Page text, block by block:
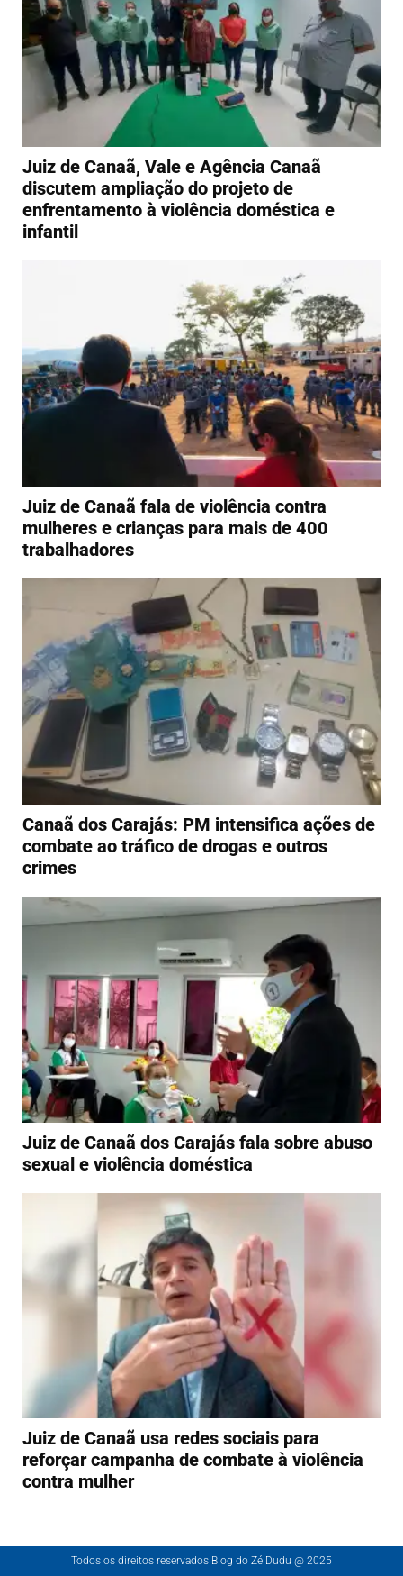
Juiz de Canaã, Vale e Agência Canaã
discutem ampliação do projeto de
enfrentamento à violência doméstica e
infantil
Juiz de Canaã fala de violência contra
mulheres e crianças para mais de 400
trabalhadores
Canaã dos Carajás: PM intensifica ações de
combate ao tráfico de drogas e outros
crimes
Juiz de Canaã dos Carajás fala sobre abuso
sexual e violência doméstica
Juiz de Canaã usa redes sociais para
reforçar campanha de combate à violência
contra mulher
Todos os direitos reservados Blog do Zé Dudu @ 2025